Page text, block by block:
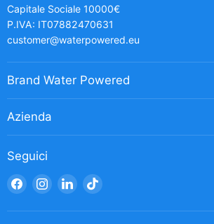
Capitale Sociale 10000€
P.IVA: IT07882470631
customer@waterpowered.eu
Brand Water Powered
Azienda
Seguici
Trovaci
Facebook
Trovaci
Instagram
Trovaci
LinkedIn
Trovaci
TikTok